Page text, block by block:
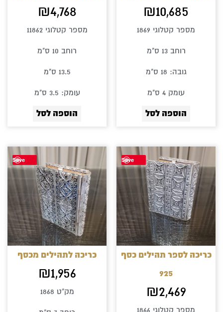
₪10,685
מספר קטלוגי 1869
רוחב 13 ס"מ
גובה: 18 ס"מ
עומק 4 ס"מ
הוספה לסל
₪4,768
מספר קטלוגי 11862
רוחב 10 ס"מ
13.5 ס"מ
עומק: 3.5 ס"מ
הוספה לסל
Save
כריכה לספר תהילים כסף
925
₪2,469
Save
כריכה לתהילים מכסף
₪1,956
מק"ט 1868